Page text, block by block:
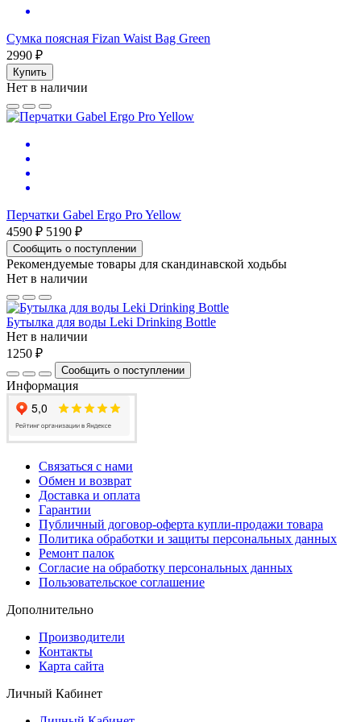
Сумка поясная Fizan Waist Bag Green
2990 ₽
Купить
Нет в наличии
Перчатки Gabel Ergo Pro Yellow
4590 ₽ 5190 ₽
Сообщить о поступлении
Рекомендуемые товары для скандинавской ходьбы
Нет в наличии
Бутылка для воды Leki Drinking Bottle
Нет в наличии
1250 ₽
Сообщить о поступлении
Информация
Связаться с нами
Обмен и возврат
Доставка и оплата
Гарантии
Публичный договор-оферта купли-продажи товара
Политика обработки и защиты персональных данных
Ремонт палок
Согласие на обработку персональных данных
Пользовательское соглашение
Дополнительно
Производители
Контакты
Карта сайта
Личный Кабинет